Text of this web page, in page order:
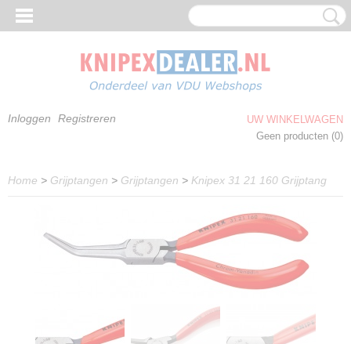
Inloggen Registreren
UW WINKELWAGEN
Geen producten (0)
Home > Grijptangen > Grijptangen > Knipex 31 21 160 Grijptang